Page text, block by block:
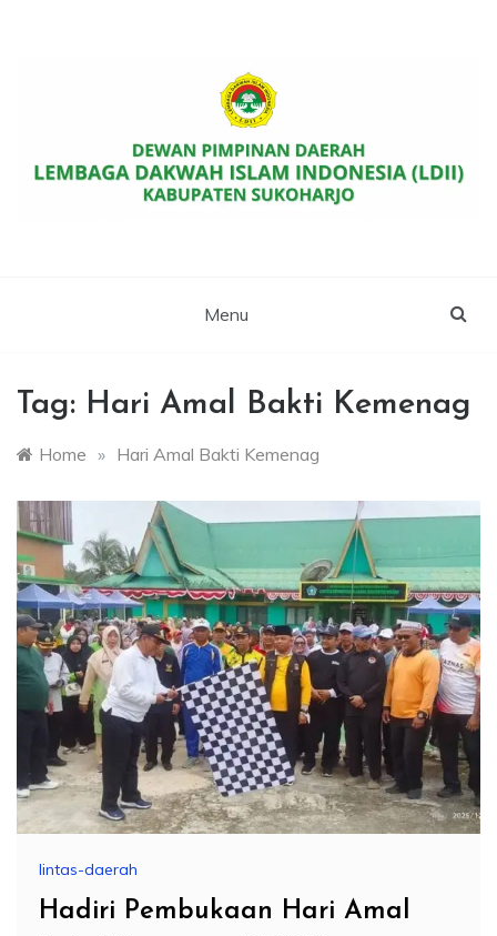
Menu
Tag: Hari Amal Bakti Kemenag
Home » Hari Amal Bakti Kemenag
lintas-daerah
Hadiri Pembukaan Hari Amal